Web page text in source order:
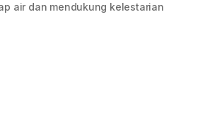
air dan mendukung kelestarian